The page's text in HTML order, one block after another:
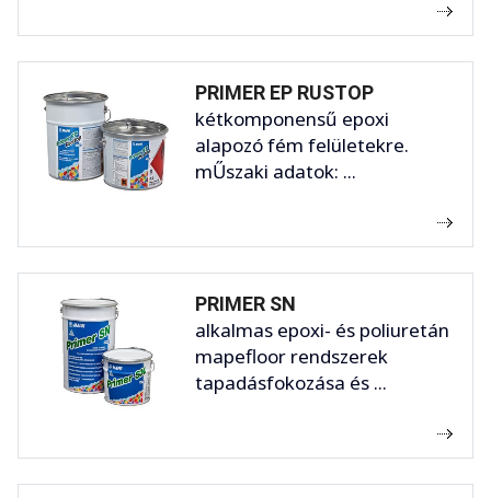
PRIMER EP RUSTOP
kétkomponensű epoxi
alapozó fém felületekre.
mŰszaki adatok: ...
PRIMER SN
alkalmas epoxi- és poliuretán
mapefloor rendszerek
tapadásfokozása és ...